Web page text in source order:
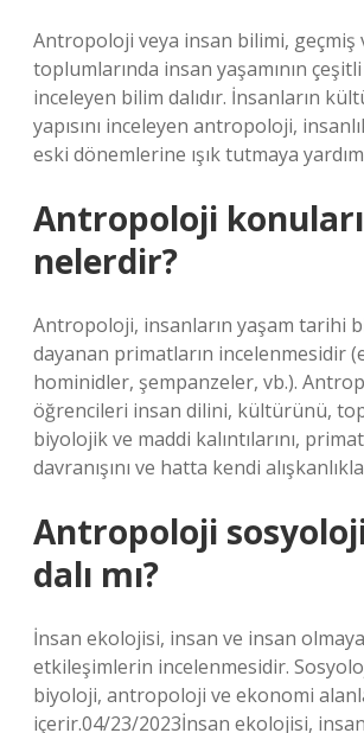
Antropoloji veya insan bilimi, geçmiş
toplumlarında insan yaşamının
inceleyen bilim dalıdır. İnsanların
yapısını inceleyen antropoloji,
eski dönemlerine ışık tutmaya
Antropoloji konuları
nelerdir?
Antropoloji, insanların yaşam tarihi
dayanan primatların incelenmesidir
hominidler, şempanzeler, vb.).
öğrencileri insan dilini, kültürünü,
biyolojik ve maddi kalıntılarını,
davranışını ve hatta kendi
Antropoloji
dalı mı?
İnsan ekolojisi, insan ve insan
etkileşimlerin incelenmesidir.
biyoloji, antropoloji ve ekonomi
içerir.04/23/2023İnsan ekolojisi,